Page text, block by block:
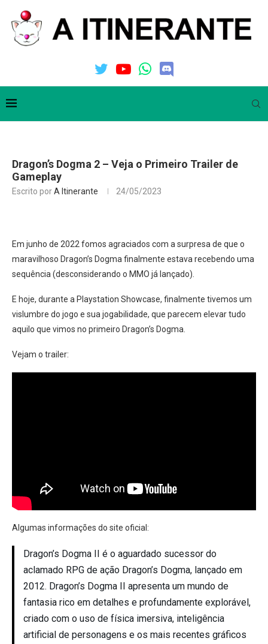
Dragon’s Dogma 2 – Veja o Primeiro Trailer de
Gameplay
Escrito porA Itinerante 24/05/2023
Em junho de 2022 fomos agraciados com a surpresa de que o
maravilhoso Dragon’s Dogma finalmente estava recebendo uma
sequência (desconsiderando o MMO já lançado).
E hoje, durante a Playstation Showcase, finalmente tivemos um
vislumbre do jogo e sua jogabilidade, que parecem elevar tudo
aquilo que vimos no primeiro Dragon’s Dogma.
Vejam o trailer:
Algumas informações do site oficial:
Dragon’s Dogma II é o aguardado sucessor do
aclamado RPG de ação Dragon’s Dogma, lançado em
2012. Dragon’s Dogma II apresenta um mundo de
fantasia rico em detalhes e profundamente explorável,
criado com o uso de física imersiva, inteligência
artificial de personagens e os mais recentes gráficos